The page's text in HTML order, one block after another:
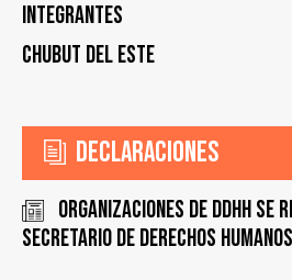
Integrantes
Chubut del Este
Declaraciones
Organizaciones de DDHH
Secretario de Derechos